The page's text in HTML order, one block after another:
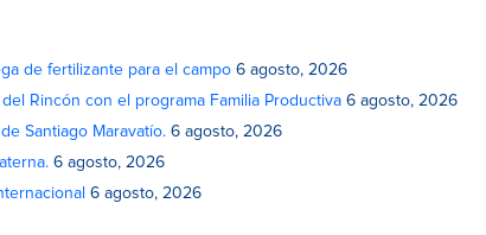
de fertilizante para el campo 6 agosto, 2026
Rincón con el programa Familia Productiva 6 agosto, 2026
Santiago Maravatío. 6 agosto, 2026
6 agosto, 2026
6 agosto, 2026